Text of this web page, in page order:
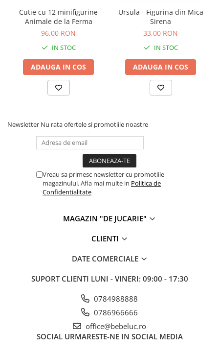
Cutie cu 12 minifigurine
Animale de la Ferma
96,00 RON
IN STOC
ADAUGA IN COS
Ursula - Figurina din Mica
Sirena
33,00 RON
IN STOC
ADAUGA IN COS
Newsletter Nu rata ofertele si promotiile noastre
Vreau sa primesc newsletter cu promotiile
magazinului. Afla mai multe in Politica de
Confidentialitate
MAGAZIN "DE JUCARIE"
CLIENTI
DATE COMERCIALE
SUPORT CLIENTI LUNI - VINERI: 09:00 - 17:30
0784988888
0786966666
office@bebeluc.ro
SOCIAL URMARESTE-NE IN SOCIAL MEDIA